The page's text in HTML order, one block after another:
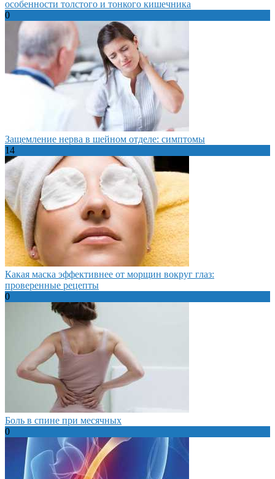
особенности толстого и тонкого кишечника
0
Защемление нерва в шейном отделе: симптомы
14
Какая маска эффективнее от морщин вокруг глаз:
проверенные рецепты
0
Боль в спине при месячных
0